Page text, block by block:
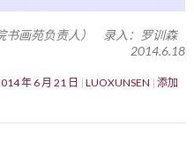
书画苑负责人） 录入：罗训森
2014.6.18
年 6 月 21 日 LUOXUNSEN 添加